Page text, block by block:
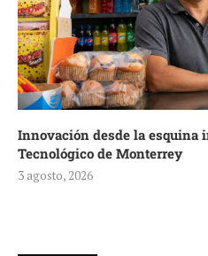
Innovación desde la esquina
Tecnológico de Monterrey
3 agosto, 2026